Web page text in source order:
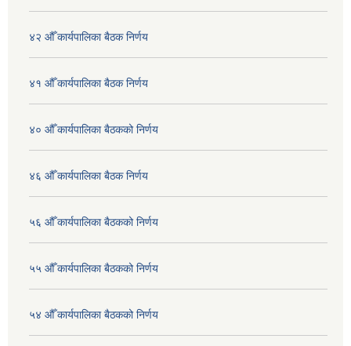
४२ औँ कार्यपालिका बैठक निर्णय
४१ औँ कार्यपालिका बैठक निर्णय
४० औँ कार्यपालिका बैठकको निर्णय
४६ औँ कार्यपालिका बैठक निर्णय
५६ औँ कार्यपालिका बैठकको निर्णय
५५ औँ कार्यपालिका बैठकको निर्णय
५४ औँ कार्यपालिका बैठकको निर्णय